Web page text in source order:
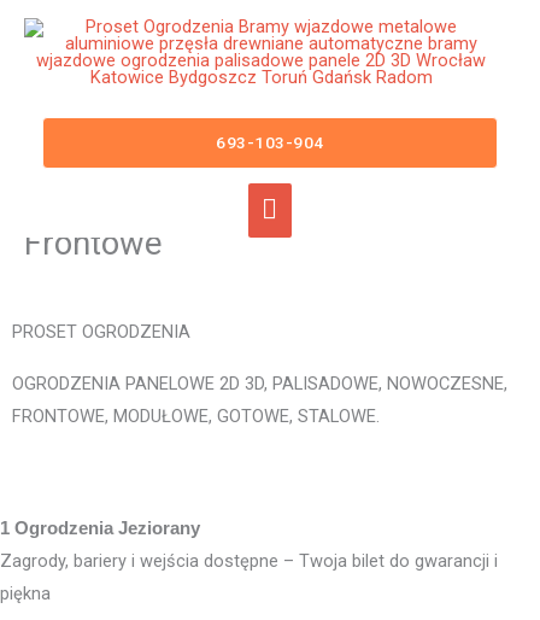
Przejdź
Główne
menu
693-103-904
Ogrodzenia Jeziorany Bramy
Wjazdowe Furtki Płoty Metalowe
Aluminiowe Nowoczesne
Panelowe Palisadowe Stalowe
Frontowe
PROSET OGRODZENIA
OGRODZENIA PANELOWE 2D 3D, PALISADOWE, NOWOCZESNE,
FRONTOWE, MODUŁOWE, GOTOWE, STALOWE.
1 Ogrodzenia Jeziorany
Zagrody, bariery i wejścia dostępne – Twoja bilet do gwarancji i
piękna